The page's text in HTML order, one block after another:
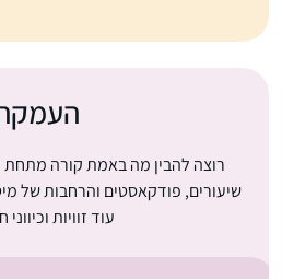
רוצה להבין מה באמת קורה מתחת
שיעורים, פודקאסטים והרחבות של
עוד זוויות